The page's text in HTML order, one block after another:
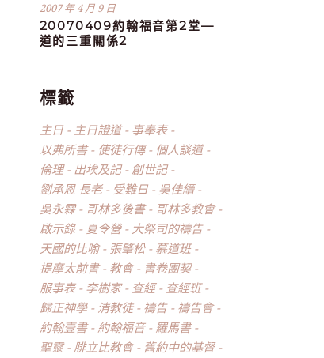
2007 年 4 月 9 日
20070409約翰福音第2堂—
道的三重關係2
標籤
主日 主日證道
事奉表
以弗所書
使徒行傳
個人談道
倫理
出埃及記
創世記
劉承恩 長老
受難日
吳佳縉
吳永霖
哥林多後書
哥林多教會
啟示錄
夏令營
大祭司的禱告
天國的比喻
張肇松
慕道班
提摩太前書
教會
書卷團契
服事表
李樹家 查經
查經班
歸正神學
清教徒 禱告
禱告會
約翰壹書
約翰福音
羅馬書
聖靈
腓立比教會
舊約中的基督